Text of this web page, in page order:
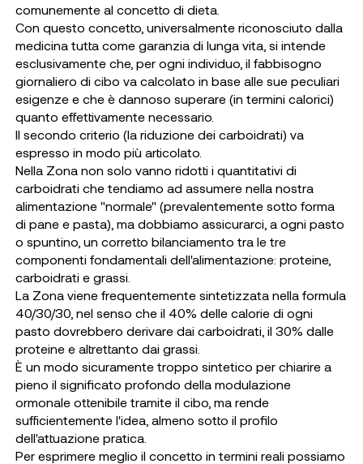
comunemente al concetto di dieta.
Con questo concetto, universalmente riconosciuto dalla
medicina tutta come garanzia di lunga vita, si intende
esclusivamente che, per ogni individuo, il fabbisogno
giornaliero di cibo va calcolato in base alle sue peculiari
esigenze e che è dannoso superare (in termini calorici)
quanto effettivamente necessario.
Il secondo criterio (la riduzione dei carboidrati) va
espresso in modo più articolato.
Nella Zona non solo vanno ridotti i quantitativi di
carboidrati che tendiamo ad assumere nella nostra
alimentazione "normale" (prevalentemente sotto forma
di pane e pasta), ma dobbiamo assicurarci, a ogni pasto
o spuntino, un corretto bilanciamento tra le tre
componenti fondamentali dell'alimentazione: proteine,
carboidrati e grassi.
La Zona viene frequentemente sintetizzata nella formula
40/30/30, nel senso che il 40% delle calorie di ogni
pasto dovrebbero derivare dai carboidrati, il 30% dalle
proteine e altrettanto dai grassi.
È un modo sicuramente troppo sintetico per chiarire a
pieno il significato profondo della modulazione
ormonale ottenibile tramite il cibo, ma rende
sufficientemente l'idea, almeno sotto il profilo
dell'attuazione pratica.
Per esprimere meglio il concetto in termini reali possiamo